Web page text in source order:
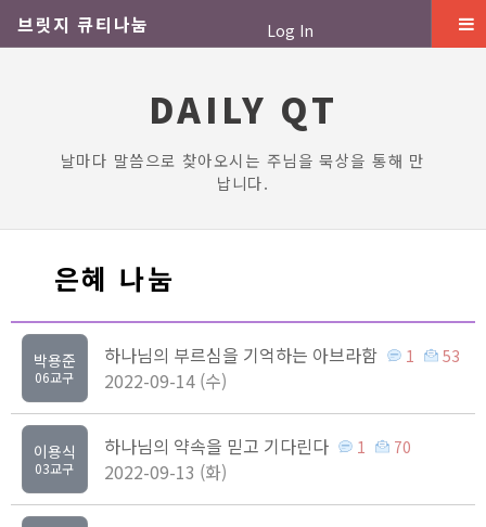
브릿지 큐티나눔 Log In
DAILY QT
날마다 말씀으로 찾아오시는 주님을 묵상을 통해 만
납니다.
은혜 나눔
박용준
06교구
하나님의 부르심을 기억하는 아브라함 1 53
2022-09-14 (수)
이용식
03교구
하나님의 약속을 믿고 기다린다 1 70
2022-09-13 (화)